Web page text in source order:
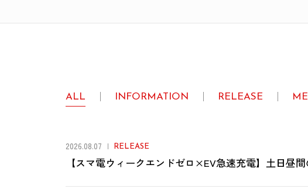
ALL INFORMATION RELEASE
2026.08.07 RELEASE
【スマ電ウィークエンドゼロ×EV急速充電】土日昼